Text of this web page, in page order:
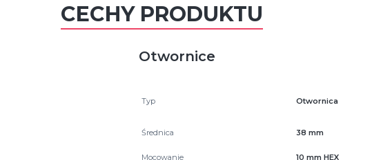
CECHY PRODUKTU
Otwornice
Typ Otwornica
Średnica 38 mm
Mocowanie 10 mm HEX